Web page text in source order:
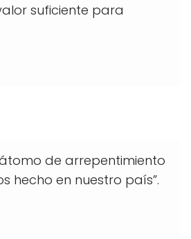
suficiente para
de arrepentimiento
hecho en nuestro país”.